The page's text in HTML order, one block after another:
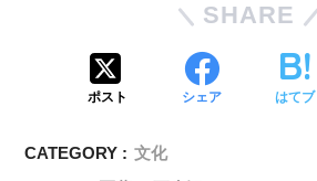
SHARE
ポスト シェア はてブ
CATEGORY : 文化